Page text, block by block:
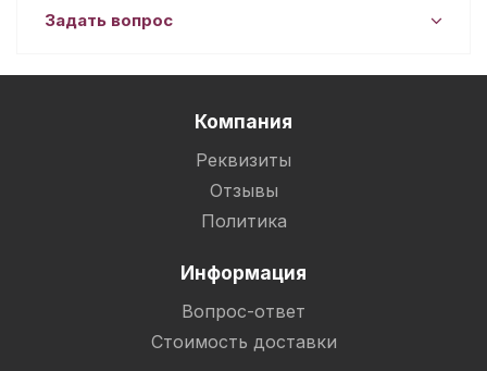
Задать вопрос
Компания
Реквизиты
Отзывы
Политика
Информация
Вопрос-ответ
Стоимость доставки